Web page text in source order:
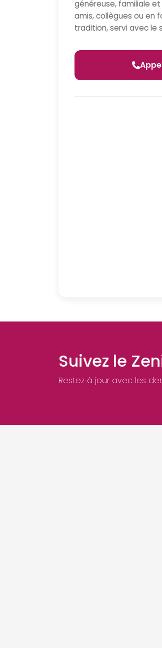
généreuse, familiale
amis, collègues ou en
tradition, servi avec le
Suivez le
Restez à jour avec les